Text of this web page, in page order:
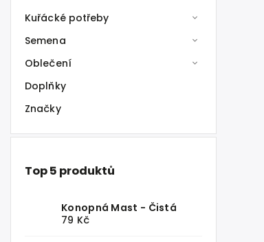
Kuřácké potřeby
Semena
Oblečení
Doplňky
Značky
Top 5 produktů
Konopná Mast - Čistá
79 Kč